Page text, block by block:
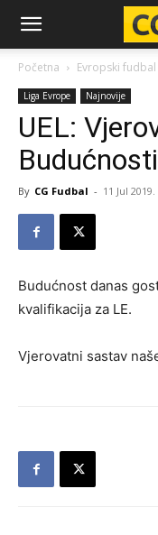
CG-
Fudbal
Početna Evropski fudbal
Liga Evrope Najnovije
UEL:
Budućnosti
By CG Fudbal - 11 Jul 2019.
Budućnost danas
kvalifikacija za LE.
Vjerovatni sastav